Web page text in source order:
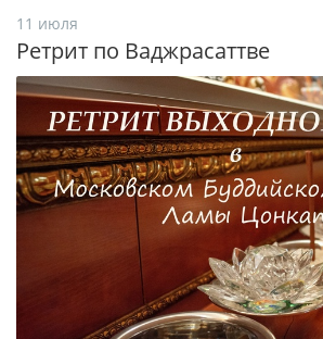
11 июля
Ретрит по Ваджрасаттве